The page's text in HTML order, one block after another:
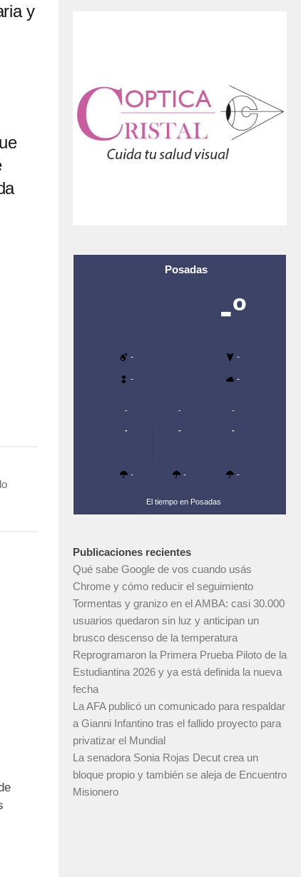
y
Posadas
-º
- -
- -
-
-
-
-
-
-
-
-
-
El tiempo en Posadas
Publicaciones recientes
Qué sabe Google de vos cuando usás
Chrome y cómo reducir el seguimiento
Tormentas y granizo en el AMBA: casi 30.000
usuarios quedaron sin luz y anticipan un
brusco descenso de la temperatura
Reprogramaron la Primera Prueba Piloto de la
Estudiantina 2026 y ya está definida la nueva
fecha
La AFA publicó un comunicado para respaldar
a Gianni Infantino tras el fallido proyecto para
privatizar el Mundial
La senadora Sonia Rojas Decut crea un
bloque propio y también se aleja de Encuentro
Misionero